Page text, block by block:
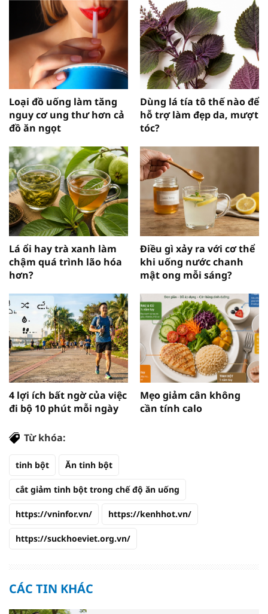
Loại đồ uống làm tăng
nguy cơ ung thư hơn cả
đồ ăn ngọt
Dùng lá tía tô thế nào để
hỗ trợ làm đẹp da, mượt
tóc?
Lá ổi hay trà xanh làm
chậm quá trình lão hóa
hơn?
Điều gì xảy ra với cơ thể
khi uống nước chanh
mật ong mỗi sáng?
4 lợi ích bất ngờ của việc
đi bộ 10 phút mỗi ngày
Mẹo giảm cân không
cần tính calo
Từ khóa:
tinh bột Ăn tinh bột
cắt giảm tinh bột trong chế độ ăn uống
https://vninfor.vn/ https://kenhhot.vn/
https://suckhoeviet.org.vn/
CÁC TIN KHÁC